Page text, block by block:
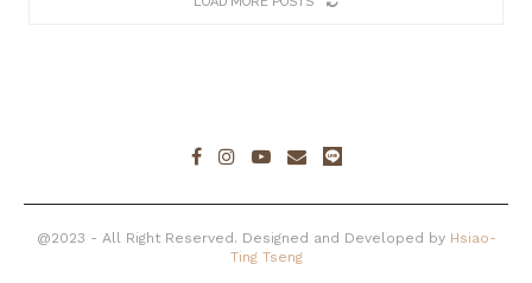
@2023 - All Right Reserved. Designed and Developed by Hsiao-
Ting Tseng